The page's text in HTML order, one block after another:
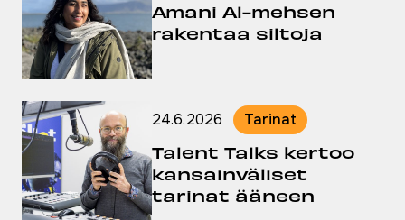
Amani Al-mehsen
rakentaa siltoja
Julkaistu:
24.6.2026 Tarinat
Talent Talks kertoo
kansainväliset
tarinat ääneen